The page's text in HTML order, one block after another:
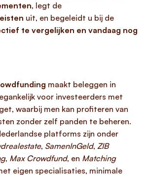
, legt de
uit, en begeleidt u bij de
te vergelijken en vandaag nog
maakt beleggen in
voor investeerders met
waarbij men kan profiteren van
zonder zelf panden te beheren.
platforms zijn onder
, SamenInGeld, ZIB
, Max Crowdfund, en Matching
eigen specialisaties, minimale